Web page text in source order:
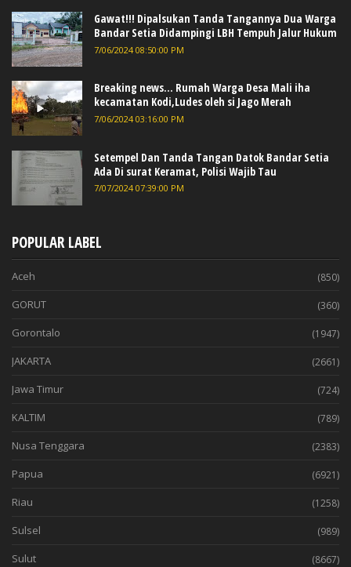
Gawat!!! Dipalsukan Tanda Tangannya Dua Warga
Bandar Setia Didampingi LBH Tempuh Jalur Hukum
7/06/2024 08:50:00 PM
Breaking news... Rumah Warga Desa Mali iha
kecamatan Kodi,Ludes oleh si Jago Merah
7/06/2024 03:16:00 PM
Setempel Dan Tanda Tangan Datok Bandar Setia
Ada Di surat Keramat, Polisi Wajib Tau
7/07/2024 07:39:00 PM
POPULAR LABEL
Aceh (850)
GORUT (360)
Gorontalo (1947)
JAKARTA (2661)
Jawa Timur (724)
KALTIM (789)
Nusa Tenggara (2383)
Papua (6921)
Riau (1258)
Sulsel (989)
Sulut (8667)